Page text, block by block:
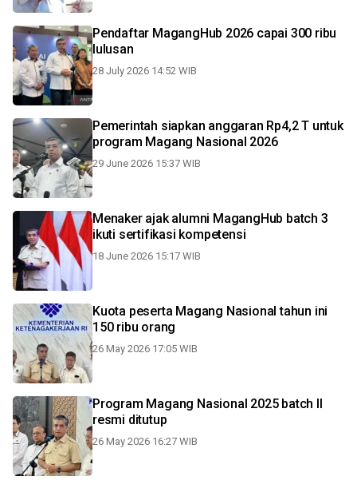
Pendaftar MagangHub 2026 capai 300 ribu
lulusan
28 July 2026 14:52 WIB
Pemerintah siapkan anggaran Rp4,2 T untuk
program Magang Nasional 2026
29 June 2026 15:37 WIB
Menaker ajak alumni MagangHub batch 3
ikuti sertifikasi kompetensi
18 June 2026 15:17 WIB
Kuota peserta Magang Nasional tahun ini
150 ribu orang
26 May 2026 17:05 WIB
Program Magang Nasional 2025 batch II
resmi ditutup
26 May 2026 16:27 WIB